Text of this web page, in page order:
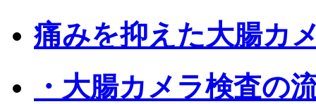
痛みを抑えた大腸カ
・大腸カメラ検査の